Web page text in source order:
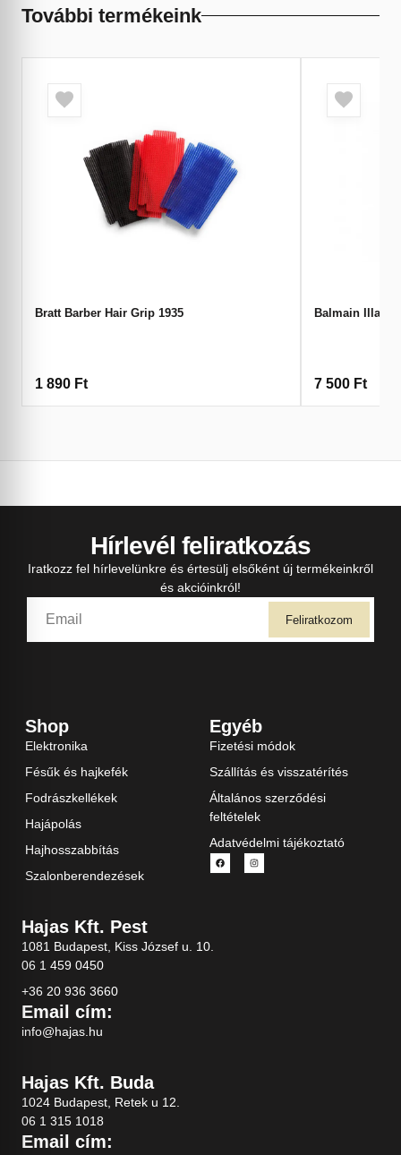
További termékeink
Bratt Barber Hair Grip 1935
1 890 Ft
Balmain
7 500 Ft
Hírlevél feliratkozás
Iratkozz fel hírlevelünkre és értesülj elsőként új termékeinkről
és akcióinkról!
Feliratkozom
Shop
Elektronika
Fésűk és hajkefék
Fodrászkellékek
Hajápolás
Hajhosszabbítás
Szalonberendezések
Egyéb
Fizetési módok
Szállítás és visszatérítés
Általános szerződési
feltételek
Adatvédelmi tájékoztató
Hajas Kft. Pest
1081 Budapest, Kiss József u. 10.
06 1 459 0450
+36 20 936 3660
Email cím:
info@hajas.hu
Hajas Kft. Buda
1024 Budapest, Retek u 12.
06 1 315 1018
Email cím: